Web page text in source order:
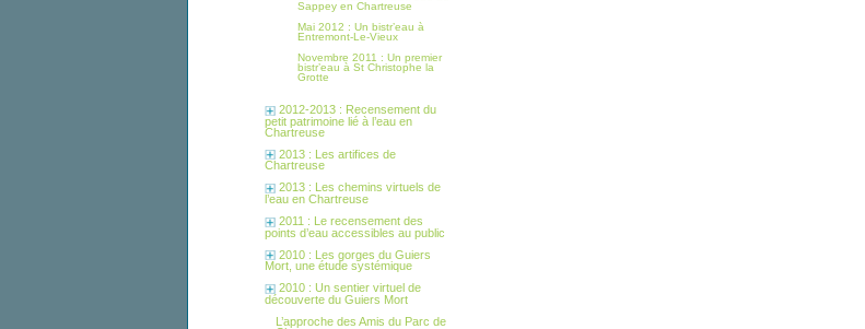
Sappey en Chartreuse
Mai 2012 : Un bistr’eau à
Entremont-Le-Vieux
Novembre 2011 : Un premier
bistr’eau à St Christophe la
Grotte
2012-2013 : Recensement du
petit patrimoine lié à l’eau en
Chartreuse
2013 : Les artifices de
Chartreuse
2013 : Les chemins virtuels de
l’eau en Chartreuse
2011 : Le recensement des
points d’eau accessibles au public
2010 : Les gorges du Guiers
Mort, une étude systémique
2010 : Un sentier virtuel de
découverte du Guiers Mort
L’approche des Amis du Parc de